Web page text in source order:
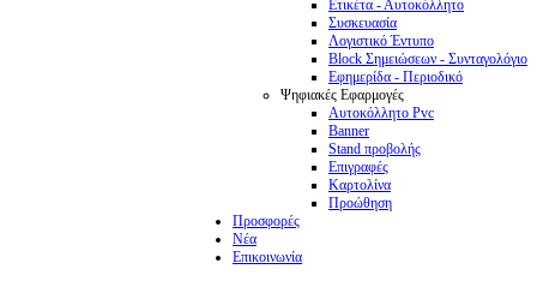
Ετικέτα - Αυτοκόλλητο
Συσκευασία
Λογιστικό Έντυπο
Block Σημειώσεων - Συνταγολόγιο
Εφημερίδα - Περιοδικό
Ψηφιακές Εφαρμογές
Αυτοκόλλητο Pvc
Banner
Stand προβολής
Επιγραφές
Καρτολίνα
Προώθηση
Προσφορές
Νέα
Επικοινωνία